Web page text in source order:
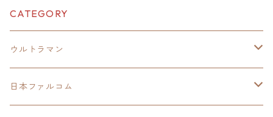
CATEGORY
ウルトラマン
モバイルバッテリー
日本ファルコム